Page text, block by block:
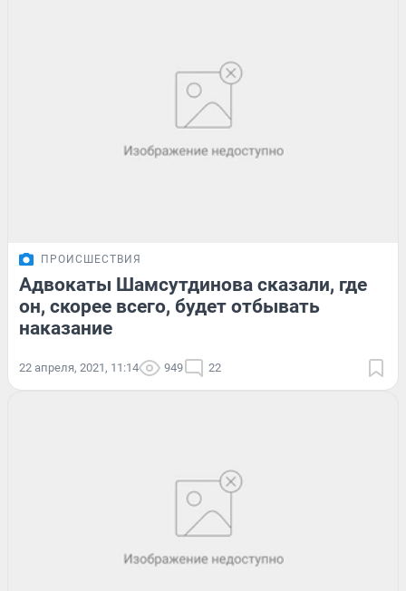
ПРОИСШЕСТВИЯ
Адвокаты Шамсутдинова сказали, где
он, скорее всего, будет отбывать
наказание
22 апреля, 2021, 11:14 949 22